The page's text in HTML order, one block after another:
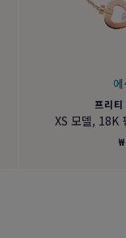
프리
XS 모델, 18K